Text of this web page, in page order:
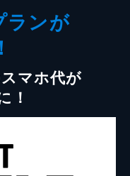
ランが
マホ代が
！